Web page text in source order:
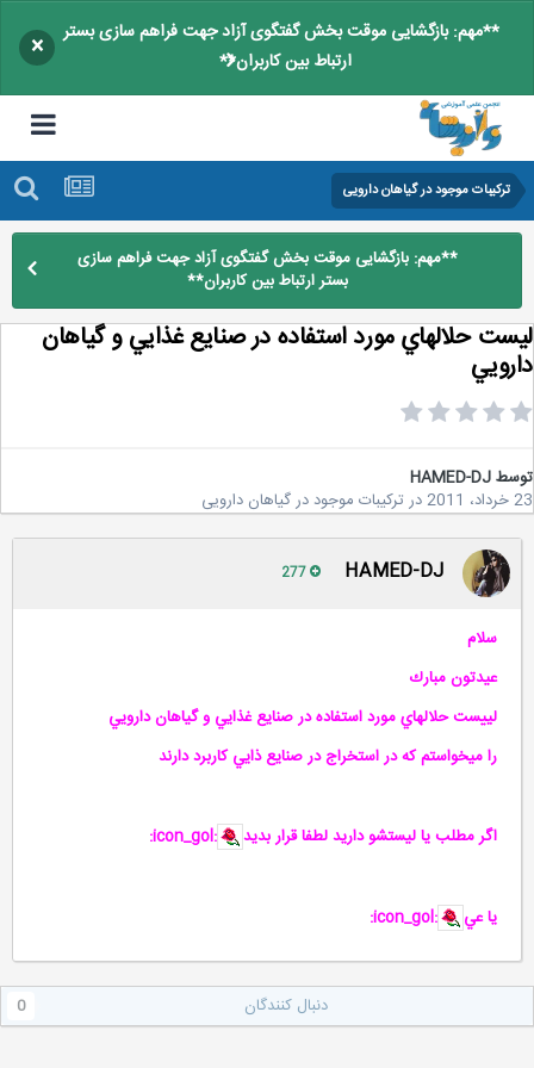
**مهم: بازگشایی موقت بخش گفتگوی آزاد جهت فراهم سازی بستر
ارتباط بین کاربران**
×
ترکیبات موجود در گیاهان دارویی
**مهم: بازگشایی موقت بخش گفتگوی آزاد جهت فراهم سازی
بستر ارتباط بین کاربران**
حلالهاي مورد استفاده در صنايع غذايي و گياهان
HAMED-DJ
درترکیبات موجود در گیاهان دارویی
HAMED-DJ
سلام
عيدتون مبارك
لييست حلالهاي مورد استفاده در صنايع غذايي و گياهان دارويي
را ميخواستم كه در استخراج در صنايع ذايي كاربرد دارند
اگر مطلب يا ليستشو داريد لطفا قرار بديد :icon_gol:
يا عي :icon_gol:
دنبال کنندگان